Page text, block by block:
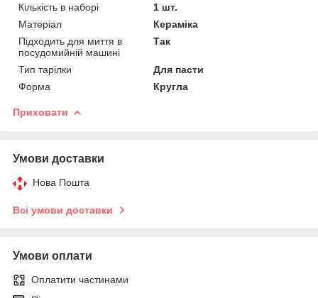
Кількість в наборі
1 шт.
Матеріал
Кераміка
Підходить для миття в
посудомийній машині
Так
Тип тарілки
Для пасти
Форма
Кругла
Приховати
Умови доставки
Нова Пошта
Всі умови доставки
Умови оплати
Оплатити частинами